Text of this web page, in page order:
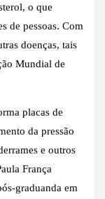
o que
de pessoas. Com
doenças, tais
Mundial de
placas de
da pressão
e outros
França
graduanda em